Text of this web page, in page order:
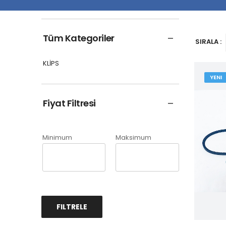
Tüm Kategoriler
KLİPS
Fiyat Filtresi
Minimum Maksimum
FILTRELE
SIRALA :
YENI